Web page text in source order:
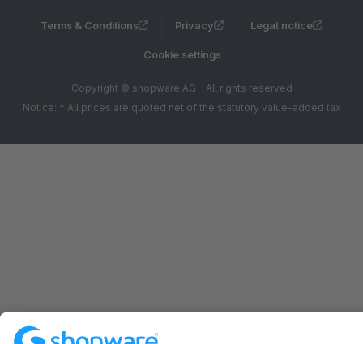
Terms & Conditions Privacy Legal notice
Cookie settings
Copyright © shopware AG - All rights reserved
Notice: * All prices are quoted net of the statutory value-added tax